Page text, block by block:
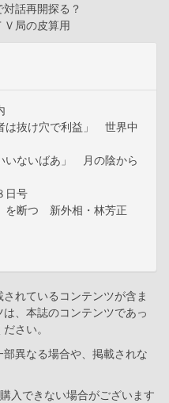
話再開探る？
局の皮算用
は抜け穴で利益」 世界中
いないばあ」 月の陰から
日号
を断つ 新外相・林芳正
れているコンテンツが含ま
、本誌のコンテンツであっ
さい。
異なる場合や、掲載されな
入できない場合がございます